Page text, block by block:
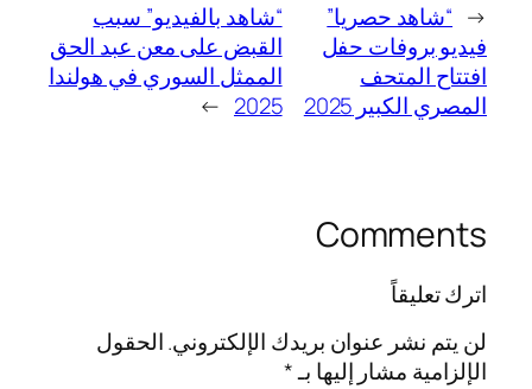
← “شاهد حصريا”
فيديو بروفات حفل
افتتاح المتحف
المصري الكبير 2025
“شاهد بالفيديو” سبب
القبض على معن عبد الحق
الممثل السوري في هولندا
2025
→
Comments
اترك تعليقاً
لن يتم نشر عنوان بريدك الإلكتروني.الحقول
الإلزامية مشار إليها بـ*